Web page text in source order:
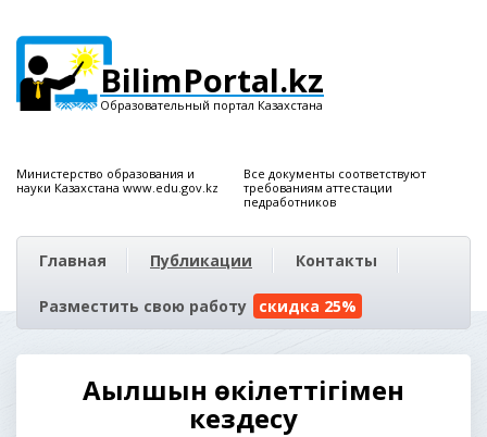
BilimPortal.kz
Образовательный портал Казахстана
Министерство образования и
науки Казахстана www.edu.gov.kz
Все документы соответствуют
требованиям аттестации
педработников
Главная Публикации Контакты
Разместить свою работу скидка 25%
Ағылшын өкілеттігімен
кездесу